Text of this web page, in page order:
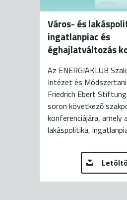
Város- és
ingatlanpiac és
éghajlatváltozás
Az ENERGIAKLUB
Intézet és
Friedrich Ebert
soron következő
konferenciájára, amely
lakáspolitika,